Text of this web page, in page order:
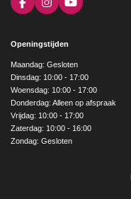
F
a
b
o
k
I
n
a
g
r
a
m
Y
o
e
Openingstijden
Maandag: Gesloten
Dinsdag: 10:00 - 17:00
Woensdag: 10:00 - 17:00
Donderdag: Alleen op afspraak
Vrijdag: 10:00 - 17:00
Zaterdag: 10:00 - 16:00
Zondag: Gesloten